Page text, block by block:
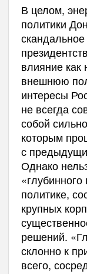
В целом,
политики
влияние как
внешнюю
интересы
не всегда
собой
которым
с
Однако
политике,
крупных
решений.
склонно к
всего,